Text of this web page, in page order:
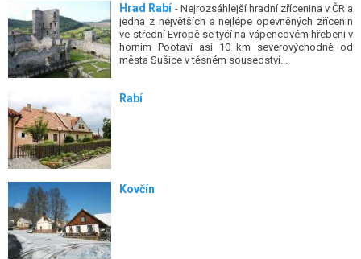
Hrad Rabí - Nejrozsáhlejší hradní zřícenina v ČR a
jedna z největších a nejlépe opevněných zřícenin
ve střední Evropě se tyčí na vápencovém hřebeni v
horním Pootaví asi 10 km severovýchodně od
města Sušice v těsném sousedství...
Rabí
Kovčín